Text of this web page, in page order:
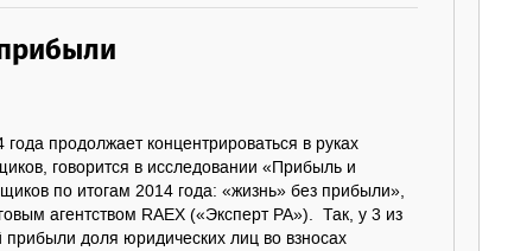
продолжает концентрироваться в руках
говорится в исследовании «Прибыль и
по итогам 2014 года: «жизнь» без прибыли»,
агентством RAEX («Эксперт РА»). Так, у 3 из
прибыли доля юридических лиц во взносах